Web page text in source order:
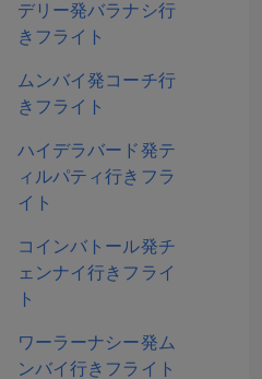
デリー発バラナシ行
きフライト
ムンバイ発コーチ行
きフライト
ハイデラバード発テ
ィルパティ行きフラ
イト
コインバトール発チ
ェンナイ行きフライ
ト
ワーラーナシー発ム
ンバイ行きフライト